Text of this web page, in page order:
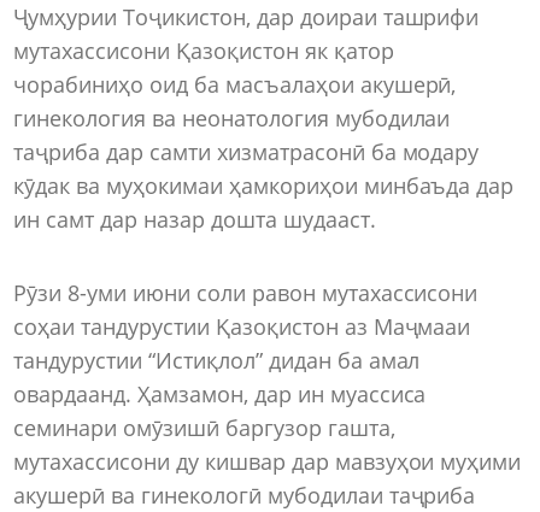
Ҷумҳурии Тоҷикистон, дар доираи ташрифи
мутахассисони Қазоқистон як қатор
чорабиниҳо оид ба масъалаҳои акушерӣ,
гинекология ва неонатология мубодилаи
таҷриба дар самти хизматрасонӣ ба модару
кӯдак ва муҳокимаи ҳамкориҳои минбаъда дар
ин самт дар назар дошта шудааст.
Рӯзи 8-уми июни соли равон мутахассисони
соҳаи тандурустии Қазоқистон аз Маҷмааи
тандурустии “Истиқлол” дидан ба амал
овардаанд. Ҳамзамон, дар ин муассиса
семинари омӯзишӣ баргузор гашта,
мутахассисони ду кишвар дар мавзуҳои муҳими
акушерӣ ва гинекологӣ мубодилаи таҷриба